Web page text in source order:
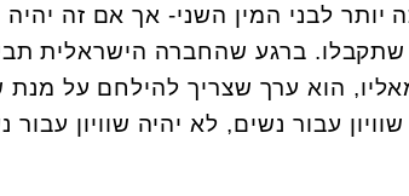
יותר לבני המין השני- אך אם זה
ברגע שהחברה הישראלית
הוא ערך שצריך להילחם על מנת
עבור נשים, לא יהיה שוויון עבור